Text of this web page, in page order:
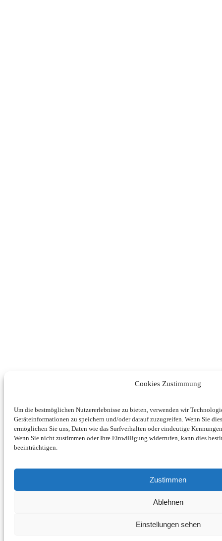
Cookies Zustimmung
Um die bestmöglichen Nutzererlebnisse zu bieten, verwenden wir
Geräteinformationen zu speichern und/oder darauf zuzugreifen. Wenn Sie
ermöglichen Sie uns, Daten wie das Surfverhalten oder eindeutige
Wenn Sie nicht zustimmen oder Ihre Einwilligung widerrufen, kann dies
beeinträchtigen.
Zustimmen
Ablehnen
Einstellungen sehen